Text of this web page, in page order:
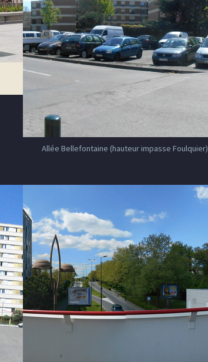
Allée Bellefontaine (hauteur impasse Foulquier)